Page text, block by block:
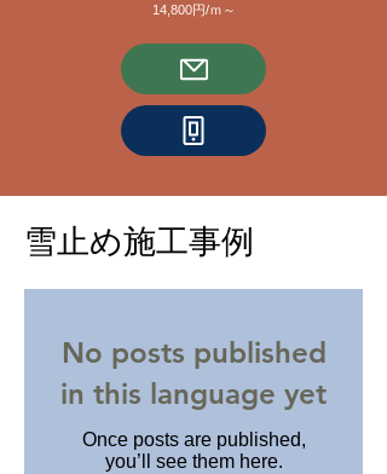
​14,800円/ｍ～
雪止め施工事例
No posts published
in this language yet
Once posts are published,
you’ll see them here.